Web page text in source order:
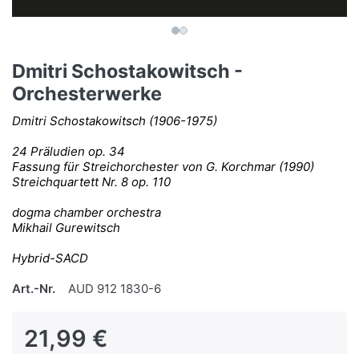
Dmitri Schostakowitsch -
Orchesterwerke
Dmitri Schostakowitsch (1906-1975)
24 Präludien op. 34
Fassung für Streichorchester von G. Korchmar (1990)
Streichquartett Nr. 8 op. 110
dogma chamber orchestra
Mikhail Gurewitsch
Hybrid-SACD
Art.-Nr.
AUD 912 1830-6
21,99 €